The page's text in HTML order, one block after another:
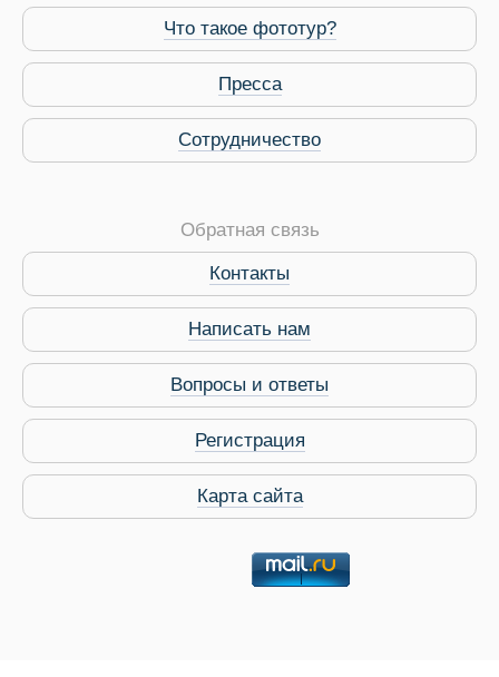
Что такое фототур?
Пресса
Сотрудничество
Обратная связь
Контакты
Написать нам
Вопросы и ответы
Регистрация
Карта сайта